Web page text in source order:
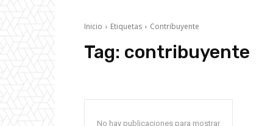
Inicio Etiquetas Contribuyente
Tag: contribuyente
No hay publicaciones para mostrar